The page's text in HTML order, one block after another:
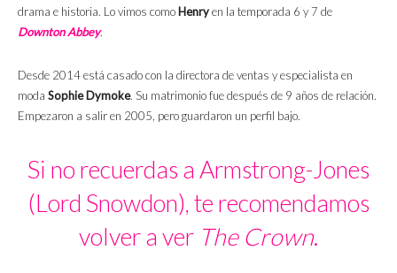
drama e historia. Lo vimos como Henryen la temporada 6 y 7 de
Downton Abbey.
Desde 2014 está casado con la directora de ventas y especialista en
moda Sophie Dymoke. Su matrimonio fue después de 9 años de relación.
Empezaron a salir en 2005, pero guardaron un perfil bajo.
Si no recuerdas a Armstrong-Jones
(Lord Snowdon), te recomendamos
volver a ver The Crown.